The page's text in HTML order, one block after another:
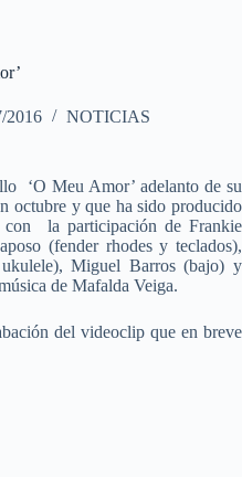
2016 NOTICIAS
‘O Meu Amor’ adelanto de su
octubre y que ha sido producido
la participación de Frankie
(fender rhodes y teclados),
Miguel Barros (bajo) y
de Mafalda Veiga.
del videoclip que en breve